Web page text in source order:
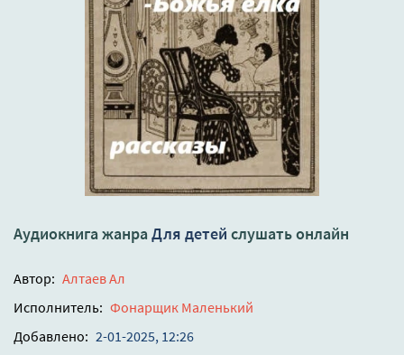
Аудиокнига жанра Для детей слушать онлайн
Автор: Алтаев Ал
Исполнитель: Фонарщик Маленький
Добавлено: 2-01-2025, 12:26